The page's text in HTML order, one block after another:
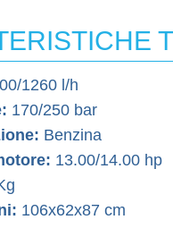
1260 l/h
170/250 bar
Benzina
13.00/14.00 hp
106x62x87 cm